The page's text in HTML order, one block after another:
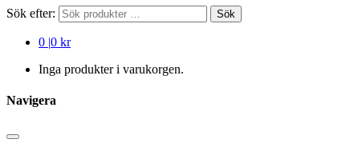
Sök efter: Sök
0 |0 kr
Inga produkter i varukorgen.
Navigera